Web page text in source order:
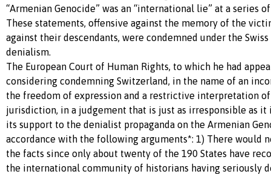
“Armenian Genocide” was an “international lie” at a series
These statements, offensive against the memory of the
against their descendants, were condemned under the
denialism.
The European Court of Human Rights, to which he had
considering condemning Switzerland, in the name of an
the freedom of expression and a restrictive interpretation
jurisdiction, in a judgement that is just as irresponsible as it
its support to the denialist propaganda on the Armenian
accordance with the following arguments*: 1) There would
the facts since only about twenty of the 190 States have
the international community of historians having seriously